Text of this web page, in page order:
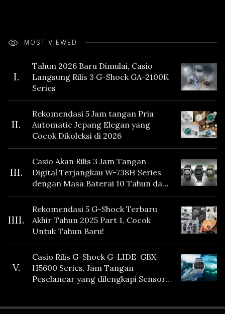
MOST VIEWED
I.
Tahun 2026 Baru Dimulai, Casio
Langsung Rilis 3 G-Shock GA-2100K
Series
II.
Rekomendasi 5 Jam tangan Pria
Automatic Jepang Elegan yang
Cocok Dikoleksi di 2026
III.
Casio Akan Rilis 3 Jam Tangan
Digital Terjangkau W-738H Series
dengan Masa Baterai 10 Tahun dan
Fitur Vibration
IIII.
Rekomendasi 5 G-Shock Terbaru
Akhir Tahun 2025 Part 1, Cocok
Untuk Tahun Baru!
V.
Casio Rilis G-Shock G-LIDE GBX-
H5600 Series, Jam Tangan
Peselancar yang dilengkapi Sensor